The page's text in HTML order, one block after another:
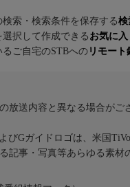
索・検索条件を保存する検
択して作成できるお気に
ご自宅のSTBへの リモート
放送内容と異なる場合がご
びGガイドロゴは、米国
記事・写真等あらゆる素材